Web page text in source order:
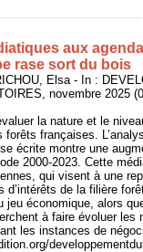
aux
rase sort du bois
Elsa - In :
novembre 2025
la nature et le
françaises.
écrite montre une
2000-2023. Cette
qui visent à une
d’intérêts de la filière
jeu économique, alors
à faire évoluer les
les instances de